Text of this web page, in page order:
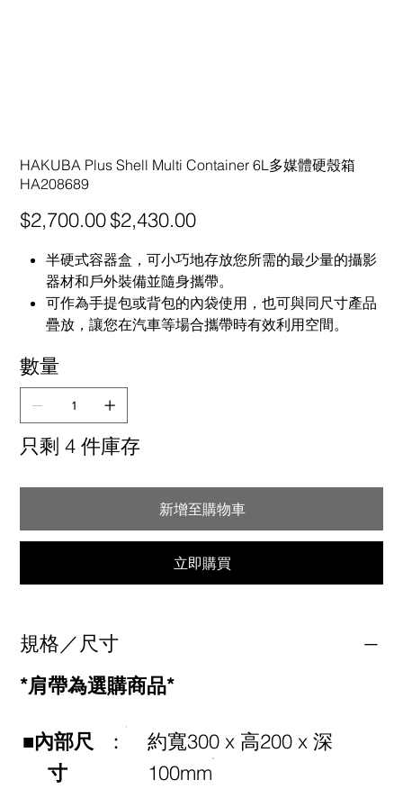
HAKUBA Plus Shell Multi Container 6L多媒體硬殼箱
HA208689
原
始
$2,700.00
促
銷
$2,430.00
半硬式容器盒，可小巧地存放您所需的最少量的攝影
器材和戶外裝備並隨身攜帶。
可作為手提包或背包的內袋使用，也可與同尺寸產品
疊放，讓您在汽車等場合攜帶時有效利用空間。
數量
只剩 4 件庫存
新增至購物車
立即購買
規格／尺寸
*肩帶為選購商品*
■內部尺
寸
：
約寬300 x 高200 x 深
100mm